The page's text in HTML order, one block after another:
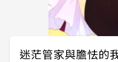
迷茫管家與膽怯的